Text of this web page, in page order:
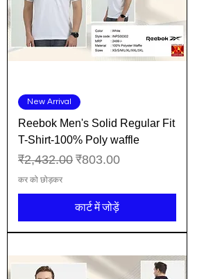
New Arrival
Reebok Men's Solid Regular Fit
T-Shirt-100% Poly waffle
नियमित मूल्य
₹2,432.00 बिक्री मूल्य
₹803.00
कर को छोड़कर
कार्ट में जोड़ें